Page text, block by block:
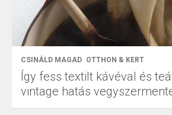
CSINÁLD MAGAD OTTHON & KERT
Így fess textilt kávéval és
vintage hatás